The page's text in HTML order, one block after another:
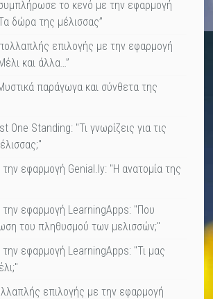
το κενό με την εφαρμογή
δώρα της μέλισσας”
επιλογής με την εφαρμογή
και άλλα…”
παράγωγα και σύνθετα της
One Standing: "Τι γνωρίζεις για τις
εφαρμογή Genial.ly: "Η ανατομία της
την εφαρμογή LearningApps: "Που
του πληθυσμού των μελισσών;"
εφαρμογή LearningApps: "Τι μας
επιλογής με την εφαρμογή